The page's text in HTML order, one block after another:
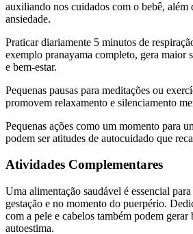
auxiliando nos cuidados com o bebê, além
ansiedade.
Praticar diariamente 5 minutos de
exemplo pranayama completo, gera maior
e bem-estar.
Pequenas pausas para meditações ou
promovem relaxamento e silenciamento
Pequenas ações como um momento para
podem ser atitudes de autocuidado que
Atividades Complementares
Uma alimentação saudável é essencial
gestação e no momento do puerpério.
com a pele e cabelos também podem gerar
autoestima.